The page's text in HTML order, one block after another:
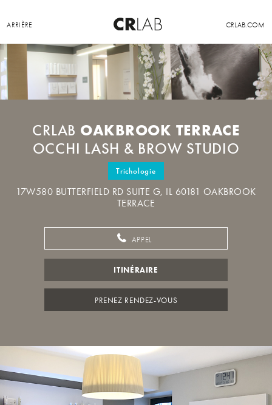
ARRIÈRE CRLAB.COM
CRLAB OAKBROOK TERRACE
OCCHI LASH & BROW STUDIO
Trichologie
17W580 BUTTERFIELD RD SUITE G, IL 60181 OAKBROOK
TERRACE
APPEL
ITINÉRAIRE
PRENEZ RENDEZ-VOUS